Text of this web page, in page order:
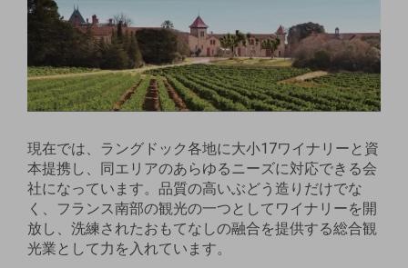
現在では、ラングドック各地に大小17ワイナリーと資
本提携し、同エリアのあらゆるニーズに対応できる会
社になっています。品質の高いぶどう造りだけでな
く、フランス南部の観光の一つとしてワイナリーを開
放し、洗練されたおもてなしの融合を提供する総合観
光業として力を入れています。